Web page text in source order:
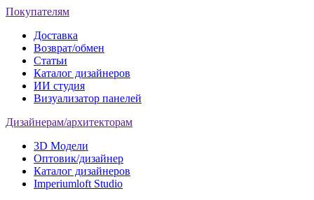
Покупателям
Доставка
Возврат/обмен
Статьи
Каталог дизайнеров
ИИ студия
Визуализатор панелей
Дизайнерам/архитекторам
3D Модели
Оптовик/дизайнер
Каталог дизайнеров
Imperiumloft Studio